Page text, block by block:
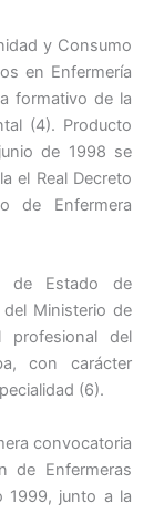
y Consumo
en Enfermería
formativo de la
(4). Producto
de 1998 se
el Real Decreto
de Enfermera
de Estado de
Ministerio de
profesional del
con carácter
(6).
convocatoria
de Enfermeras
1999, junto a la